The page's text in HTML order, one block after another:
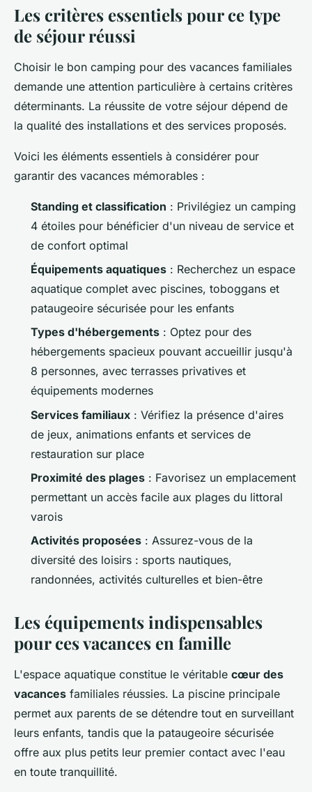
Les critères essentiels pour ce type
de séjour réussi
Choisir le bon camping pour des vacances familiales
demande une attention particulière à certains critères
déterminants. La réussite de votre séjour dépend de
la qualité des installations et des services proposés.
Voici les éléments essentiels à considérer pour
garantir des vacances mémorables :
Standing et classification : Privilégiez un camping
4 étoiles pour bénéficier d'un niveau de service et
de confort optimal
Équipements aquatiques : Recherchez un espace
aquatique complet avec piscines, toboggans et
pataugeoire sécurisée pour les enfants
Types d'hébergements : Optez pour des
hébergements spacieux pouvant accueillir jusqu'à
8 personnes, avec terrasses privatives et
équipements modernes
Services familiaux : Vérifiez la présence d'aires
de jeux, animations enfants et services de
restauration sur place
Proximité des plages : Favorisez un emplacement
permettant un accès facile aux plages du littoral
varois
Activités proposées : Assurez-vous de la
diversité des loisirs : sports nautiques,
randonnées, activités culturelles et bien-être
Les équipements indispensables
pour ces vacances en famille
L'espace aquatique constitue le véritable cœur des
vacances familiales réussies. La piscine principale
permet aux parents de se détendre tout en surveillant
leurs enfants, tandis que la pataugeoire sécurisée
offre aux plus petits leur premier contact avec l'eau
en toute tranquillité.